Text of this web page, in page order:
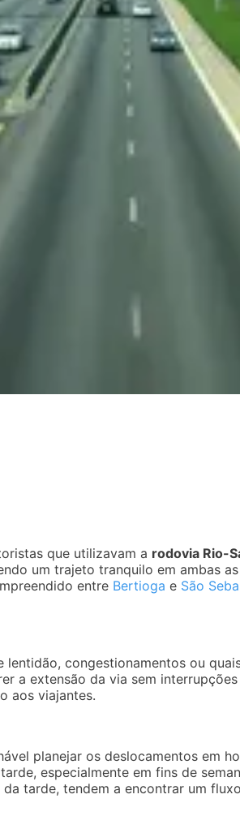
que utilizavam a rodovia Rio-
um trajeto tranquilo em ambas
entre Bertioga e São
congestionamentos ou
a extensão da via sem
aos viajantes.
planejar os deslocamentos em
especialmente em fins de
tarde, tendem a encontrar um